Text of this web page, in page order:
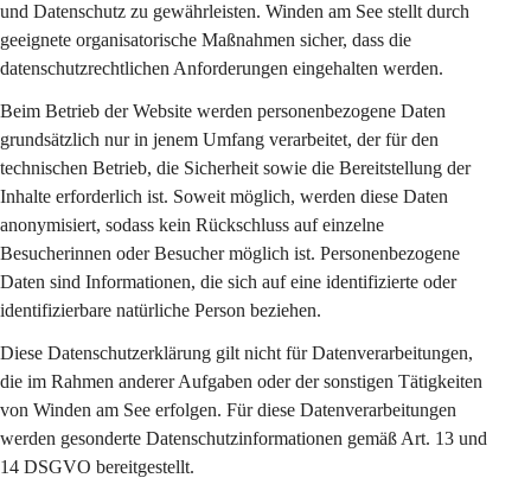
und Datenschutz zu gewährleisten. Winden am See stellt durch
geeignete organisatorische Maßnahmen sicher, dass die
datenschutzrechtlichen Anforderungen eingehalten werden.
Beim Betrieb der Website werden personenbezogene Daten
grundsätzlich nur in jenem Umfang verarbeitet, der für den
technischen Betrieb, die Sicherheit sowie die Bereitstellung der
Inhalte erforderlich ist. Soweit möglich, werden diese Daten
anonymisiert, sodass kein Rückschluss auf einzelne
Besucherinnen oder Besucher möglich ist. Personenbezogene
Daten sind Informationen, die sich auf eine identifizierte oder
identifizierbare natürliche Person beziehen.
Diese Datenschutzerklärung gilt nicht für Datenverarbeitungen,
die im Rahmen anderer Aufgaben oder der sonstigen Tätigkeiten
von Winden am See erfolgen. Für diese Datenverarbeitungen
werden gesonderte Datenschutzinformationen gemäß Art. 13 und
14 DSGVO bereitgestellt.